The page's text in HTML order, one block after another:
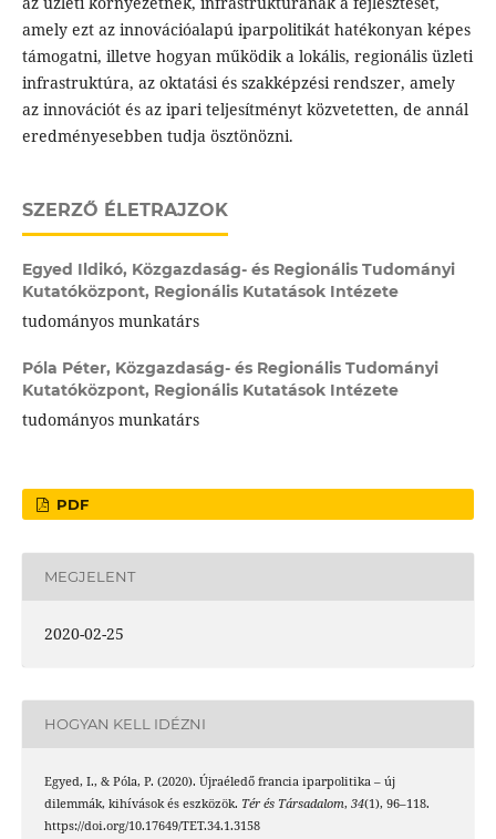
amely ezt az innovációalapú iparpolitikát hatékonyan képes
támogatni, illetve hogyan működik a lokális, regionális üzleti
infrastruktúra, az oktatási és szakképzési rendszer, amely
az innovációt és az ipari teljesítményt közvetetten, de annál
eredményesebben tudja ösztönözni.
SZERZŐ ÉLETRAJZOK
Egyed Ildikó, Közgazdaság- és Regionális Tudományi
Kutatóközpont, Regionális Kutatások Intézete
tudományos munkatárs
Póla Péter, Közgazdaság- és Regionális Tudományi
Kutatóközpont, Regionális Kutatások Intézete
tudományos munkatárs
PDF
MEGJELENT
2020-02-25
HOGYAN KELL IDÉZNI
Egyed, I., & Póla, P. (2020). Újraéledő francia iparpolitika – új
dilemmák, kihívások és eszközök. Tér és Társadalom, 34(1), 96–118.
https://doi.org/10.17649/TET.34.1.3158